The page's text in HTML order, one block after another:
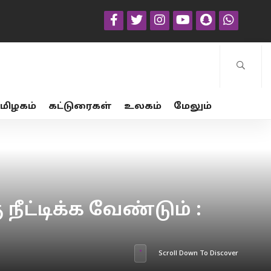
கட்டுரைகள் உலகம் மேலும்
வேண்டும் :
Scroll Down To Discover